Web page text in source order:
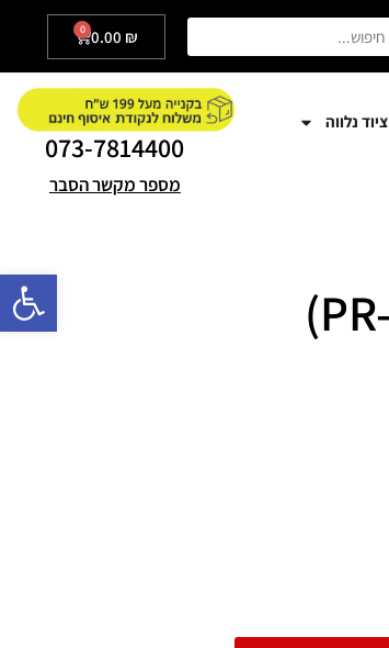
פתח
0.00 ₪
0
ציוד נלווה
073-7814400
מספר מקשר הסבר